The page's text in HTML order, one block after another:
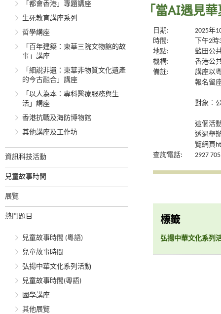
「都會香港」專題講座
生死教育講座系列
哲學講座
「百年建築：東華三院文物館的故
事」講座
「細說非遺：東華非物質文化遺產
的今古融合」講座
「以人為本：專科醫療服務與生
活」講座
香港抗戰及海防博物館
其他講座及工作坊
資訊科技活動
兒童故事時間
展覽
熱門題目
兒童故事時間 (粵語)
兒童故事時間
弘揚中華文化系列活動
兒童故事時間(粵語)
國學講座
其他展覽
「當AI遇見
日期:
2025年
時間:
下午2
地點:
藍田公
機構:
香港公
備註:
講座以
報名留
對象︰
這個活
透過舉
覽網頁
查詢電話:
2927
標籤
弘揚中華文化系列